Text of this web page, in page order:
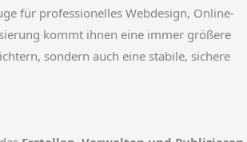
für professionelles Webdesign, Online-
kommt ihnen eine immer größere
sondern auch eine stabile, sichere